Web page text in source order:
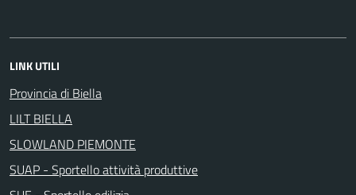
LINK UTILI
Provincia di Biella
LILT BIELLA
SLOWLAND PIEMONTE
SUAP - Sportello attività produttive